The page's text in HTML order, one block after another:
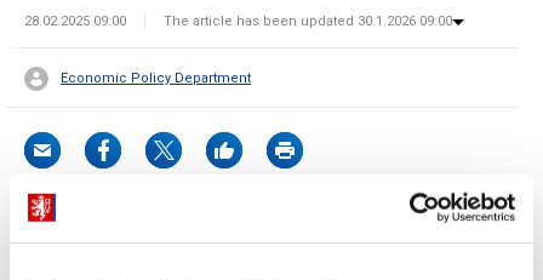
28.02.2025 09:00 The article has been updated 30.1.2026 09:00
Economic Policy Department